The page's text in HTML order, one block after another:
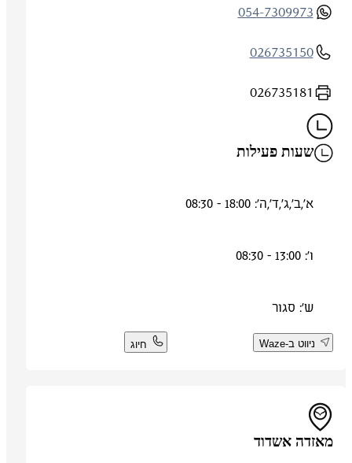
054-7309973
026735150
026735181
שעות פעילות
א',ב',ג',ד',ה': 18:00 - 08:30
ש': סגור
ניווט ב-Waze חיוג
מאזדה אשדוד